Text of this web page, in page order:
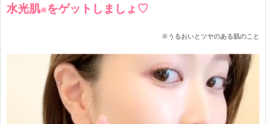
水光肌※ をゲットしましょ♡
※うるおいとツヤのある肌のこと